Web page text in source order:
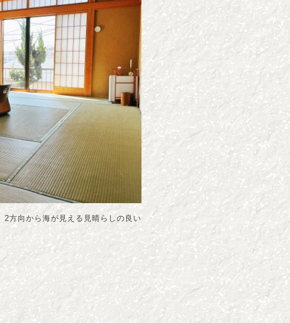
2方向から海が見える見晴らしの良い